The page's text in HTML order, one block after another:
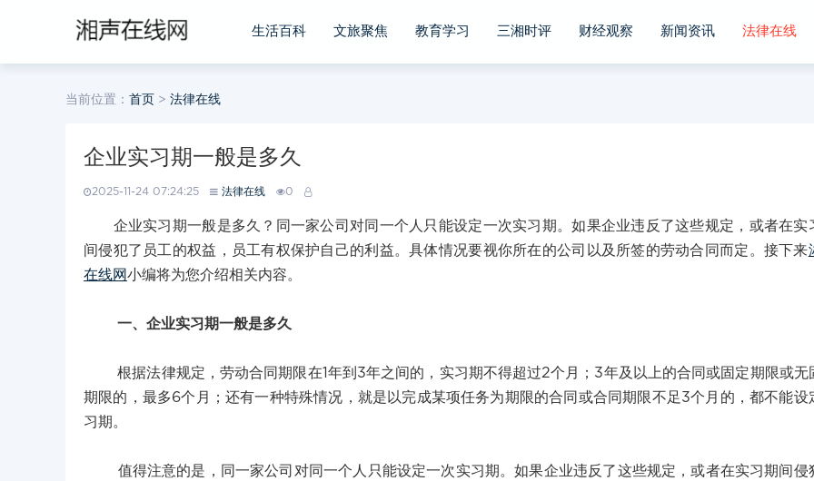
生活百科 文旅聚焦 教育学习 三湘时评 财经观察 新闻资讯 法律在线
当前位置： 首页 > 法律在线
企业实习期一般是多久
2025-11-24 07:24:25 法律在线 0
企业实习期一般是多久？同一家公司对同一个人只能设定一次实习期。如果企业违反了这些规定，或者在实
间侵犯了员工的权益，员工有权保护自己的利益。具体情况要视你所在的公司以及所签的劳动合同而定。接下来
在线网小编将为您介绍相关内容。
一、企业实习期一般是多久
根据法律规定，劳动合同期限在1年到3年之间的，实习期不得超过2个月；3年及以上的合同或固定期限或无
期限的，最多6个月；还有一种特殊情况，就是以完成某项任务为期限的合同或合同期限不足3个月的，都不能设
习期。
值得注意的是，同一家公司对同一个人只能设定一次实习期。如果企业违反了这些规定，或者在实习期间侵